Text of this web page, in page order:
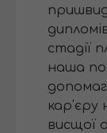
стадії
наша
кар'єру
висщої